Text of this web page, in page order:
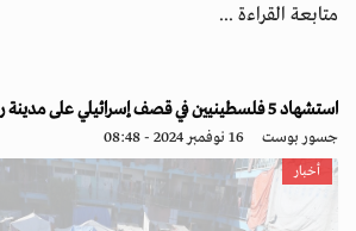
متابعة القراءة ...
استشهاد 5 فلسطينيين في قصف إسرائيلي على مدينة رفح
جسور بوست 16 نوفمبر 2024 - 08:48
أخبار